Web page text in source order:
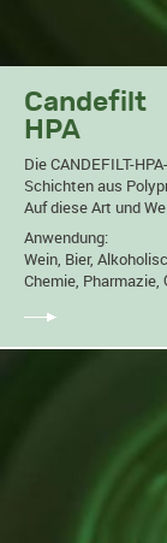
Candefilt
HPA
Die CANDEFILT-
Schichten aus
Auf diese Art und
Anwendung:
Wein, Bier,
Chemie,